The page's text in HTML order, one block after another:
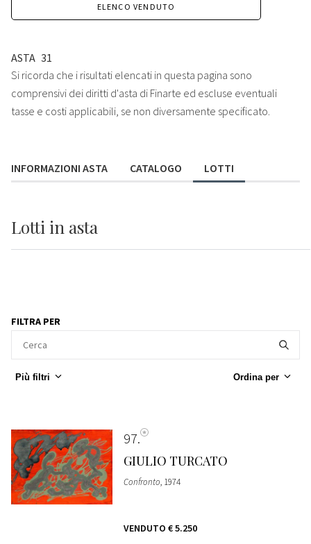
ELENCO VENDUTO
ASTA 31
Si ricorda che i risultati elencati in questa pagina sono
comprensivi dei diritti d'asta di Finarte ed escluse eventuali
tasse e costi applicabili, se non diversamente specificato.
INFORMAZIONI ASTA CATALOGO LOTTI
Lotti in asta
FILTRA PER
Più filtri Ordina per
97
GIULIO TURCATO
Confronto, 1974
VENDUTO € 5.250